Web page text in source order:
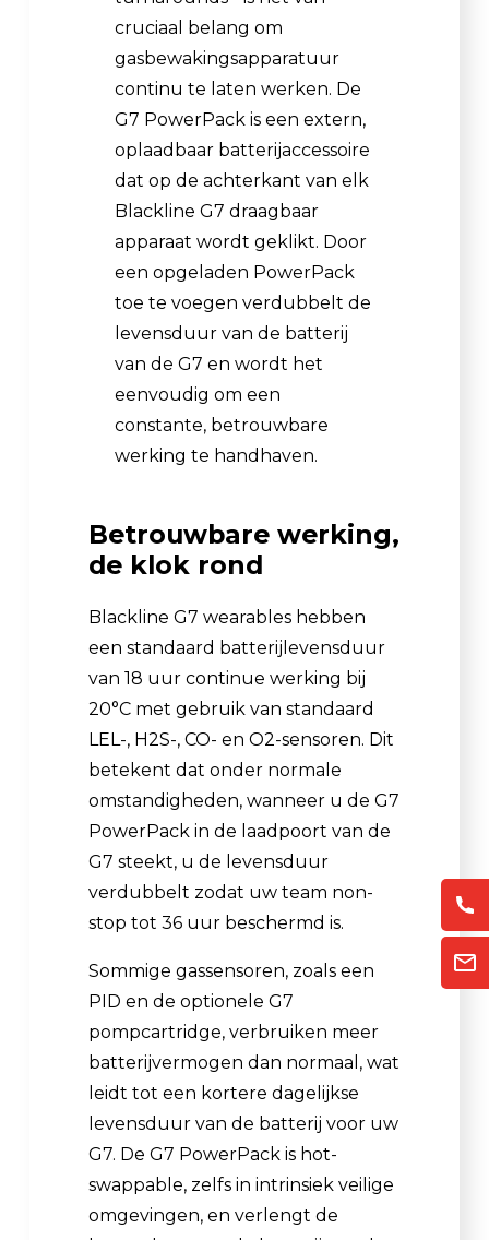
cruciaal belang om
gasbewakingsapparatuur
continu te laten werken. De
G7 PowerPack is een extern,
oplaadbaar batterijaccessoire
dat op de achterkant van elk
Blackline G7 draagbaar
apparaat wordt geklikt. Door
een opgeladen PowerPack
toe te voegen verdubbelt de
levensduur van de batterij
van de G7 en wordt het
eenvoudig om een
constante, betrouwbare
werking te handhaven.
Betrouwbare werking,
de klok rond
Blackline G7 wearables hebben
een standaard batterijlevensduur
van 18 uur continue werking bij
20°C met gebruik van standaard
LEL-, H2S-, CO- en O2-sensoren. Dit
betekent dat onder normale
omstandigheden, wanneer u de G7
PowerPack in de laadpoort van de
G7 steekt, u de levensduur
verdubbelt zodat uw team non-
stop tot 36 uur beschermd is.
Sommige gassensoren, zoals een
PID en de optionele G7
pompcartridge, verbruiken meer
batterijvermogen dan normaal, wat
leidt tot een kortere dagelijkse
levensduur van de batterij voor uw
G7. De G7 PowerPack is hot-
swappable, zelfs in intrinsiek veilige
omgevingen, en verlengt de